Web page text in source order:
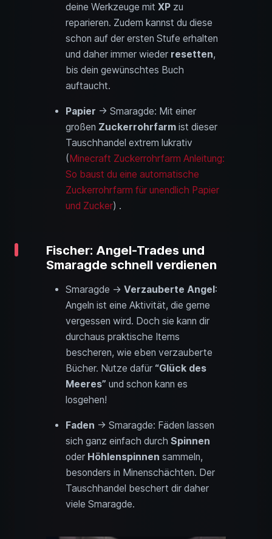
deine Werkzeuge mit XP zu
reparieren. Zudem kannst du diese
schon auf der ersten Stufe erhalten
und daher immer wieder resetten,
bis dein gewünschtes Buch
auftaucht.
Papier → Smaragde: Mit einer
großen Zuckerrohrfarm ist dieser
Tauschhandel extrem lukrativ
(Minecraft Zuckerrohrfarm Anleitung:
So baust du eine automatische
Zuckerrohrfarm für unendlich Papier
und Zucker) .
Fischer: Angel-Trades und
Smaragde schnell verdienen
Smaragde → Verzauberte Angel:
Angeln ist eine Aktivität, die gerne
vergessen wird. Doch sie kann dir
durchaus praktische Items
bescheren, wie eben verzauberte
Bücher. Nutze dafür “Glück des
Meeres” und schon kann es
losgehen!
Faden → Smaragde: Fäden lassen
sich ganz einfach durch Spinnen
oder Höhlenspinnen sammeln,
besonders in Minenschächten. Der
Tauschhandel beschert dir daher
viele Smaragde.